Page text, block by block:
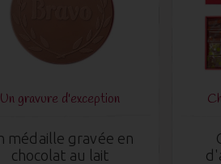
Un gravure d'exception
médaille gravée en
chocolat au lait